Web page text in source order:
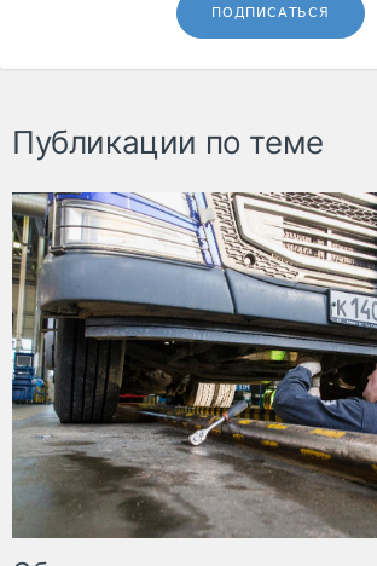
ПОДПИСАТЬСЯ
Публикации по теме